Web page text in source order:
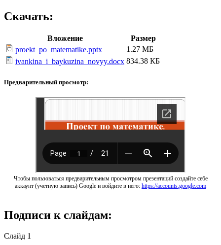
Скачать:
Вложение
Размер
proekt_po_matematike.pptx
1.27 МБ
ivankina_i_baykuzina_novyy.docx 834.38 КБ
Предварительный просмотр:
Чтобы пользоваться предварительным просмотром презентаций создайте себе
аккаунт (учетную запись) Google и войдите в него: https://accounts.google.com
Подписи к слайдам:
Слайд 1